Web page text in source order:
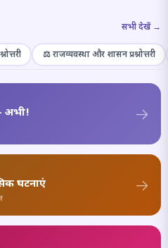
सभी देखें →
⚖️ राजव्यवस्था और शासन प्रश्नोत्तरी
अभी!
घटनाएं